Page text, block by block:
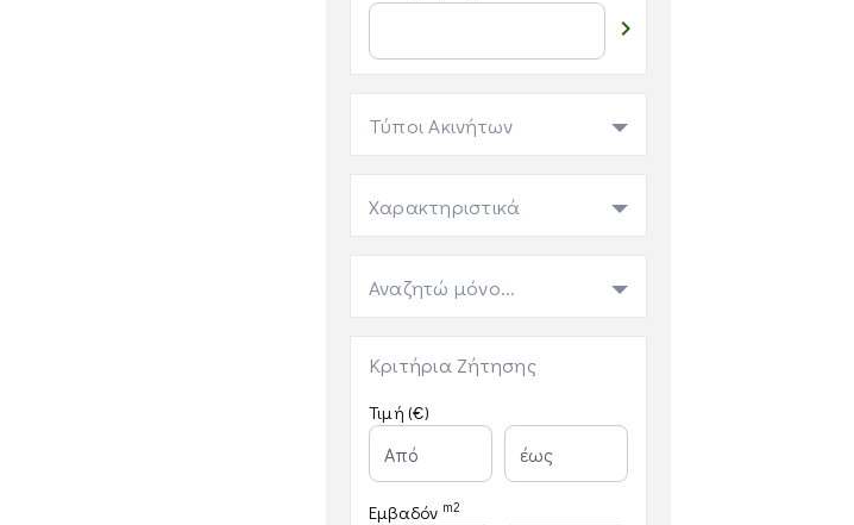

Τύποι Ακινήτων
Χαρακτηριστικά
Αναζητώ μόνο...
Κριτήρια Ζήτησης
Τιμή (€)
Εμβαδόν m2